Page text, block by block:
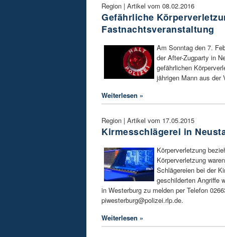
Region | Artikel vom 08.02.2016
Gefährliche
Fastnachtsveranstaltung
Am Sonntag den 7.
der After-Zugparty in
gefährlichen
jährigen Mann aus der
Weiterlesen »
Region | Artikel vom 17.05.2015
Kirmesschlägerei in
Körperverletzung
Körperverletzung
Schlägereien bei der
geschilderten Angriffe
in Westerburg zu melden per Telefon
piwesterburg@polizei.rlp.de.
Weiterlesen »